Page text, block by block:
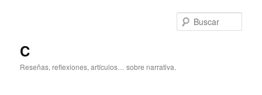
C
Reseñas, reflexiones, artículos… sobre narrativa.